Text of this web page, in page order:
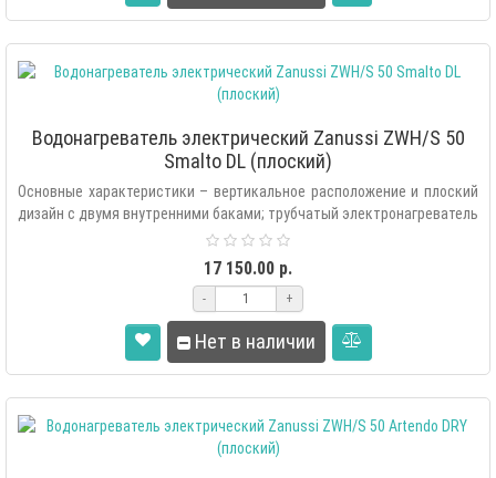
Водонагреватель электрический Zanussi ZWH/S 50
Smalto DL (плоский)
Основные характеристики – вертикальное расположение и плоский
дизайн с двумя внутренними баками; трубчатый электронагреватель
17 150.00 р.
- +
Нет в наличии